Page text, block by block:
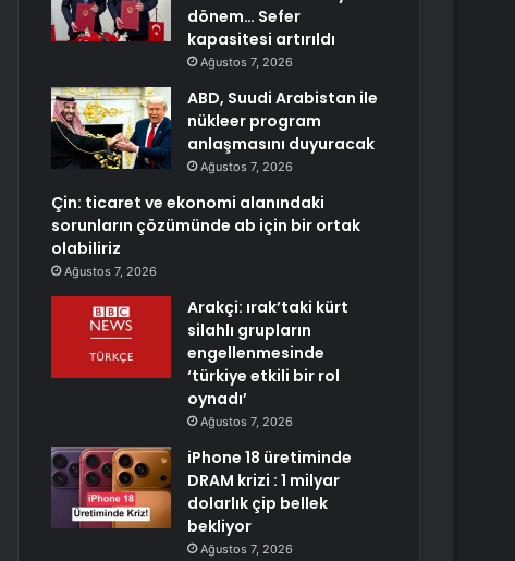
dönem… Sefer
kapasitesi artırıldı
Ağustos 7, 2026
ABD, Suudi Arabistan ile
nükleer program
anlaşmasını duyuracak
Ağustos 7, 2026
Çin: ticaret ve ekonomi alanındaki
sorunların çözümünde ab için bir ortak
olabiliriz
Ağustos 7, 2026
Arakçi: ırak’taki kürt
silahlı grupların
engellenmesinde
‘türkiye etkili bir rol
oynadı’
Ağustos 7, 2026
iPhone 18 üretiminde
DRAM krizi : 1 milyar
dolarlık çip bellek
bekliyor
Ağustos 7, 2026